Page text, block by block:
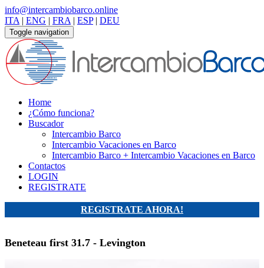
info@intercambiobarco.online
ITA | ENG | FRA | ESP| DEU
Toggle navigation
Home
¿Cómo funciona?
Buscador
Intercambio Barco
Intercambio Vacaciones en Barco
Intercambio Barco + Intercambio Vacaciones en Barco
Contactos
LOGIN
REGISTRATE
REGISTRATE AHORA!
Beneteau first 31.7 - Levington